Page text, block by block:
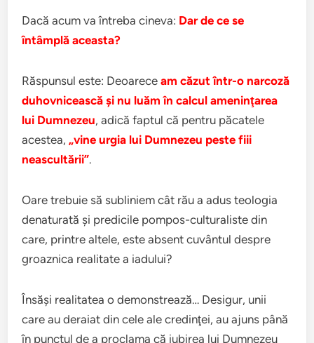
Dacă acum va întreba cineva: Dar de ce se
întâmplă aceasta?
Răspunsul este: Deoareceam căzut într-o narcoză
duhovnicească şi nu luăm în calcul ameninţarea
lui Dumnezeu, adică faptul că pentru păcatele
acestea,„vine urgia lui Dumnezeu peste fiii
neascultării”.
Oare trebuie să subliniem cât rău a adus teologia
denaturată şi predicile pompos-culturaliste din
care, printre altele, este absent cuvântul despre
groaznica realitate a iadului?
Însăşi realitatea o demonstrează… Desigur, unii
care au deraiat din cele ale credinţei, au ajuns până
în punctul de a proclama că iubirea lui Dumnezeu